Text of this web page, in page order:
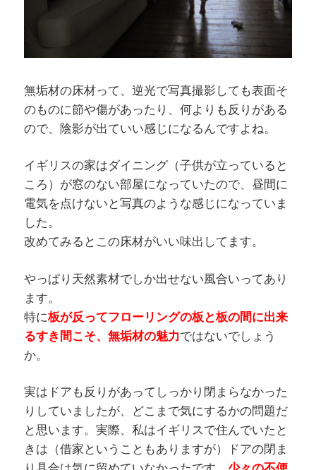
無垢材の床材って、逆光で写真撮影しても表面そ
のものに節や傷があったり、何よりも反りがある
ので、陰影が出ていい感じになるんですよね。
イギリスの家はダイニング（子供が立っていると
ころ）が窓のない部屋になっていたので、昼間に
電気を点けないと写真のような感じになっていま
した。
改めてみるとこの床材がいい味出してます。
やっぱり天然素材でしか出せない風合いってあり
ます。
特に板が反ってフローリングの板と板の間に出来
るすき間こそ、無垢材の魅力ではないでしょう
か。
実はドアも反りがあってしっかり閉まらなかった
りしていましたが、どこまで気にするかの問題だ
と思います。実際、私はイギリスで住んでいたと
きは（借家ということもありますが）ドアの閉ま